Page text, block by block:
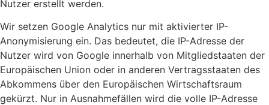
Nutzer erstellt werden.
Wir setzen Google Analytics nur mit aktivierter IP-
Anonymisierung ein. Das bedeutet, die IP-Adresse der
Nutzer wird von Google innerhalb von Mitgliedstaaten der
Europäischen Union oder in anderen Vertragsstaaten des
Abkommens über den Europäischen Wirtschaftsraum
gekürzt. Nur in Ausnahmefällen wird die volle IP-Adresse